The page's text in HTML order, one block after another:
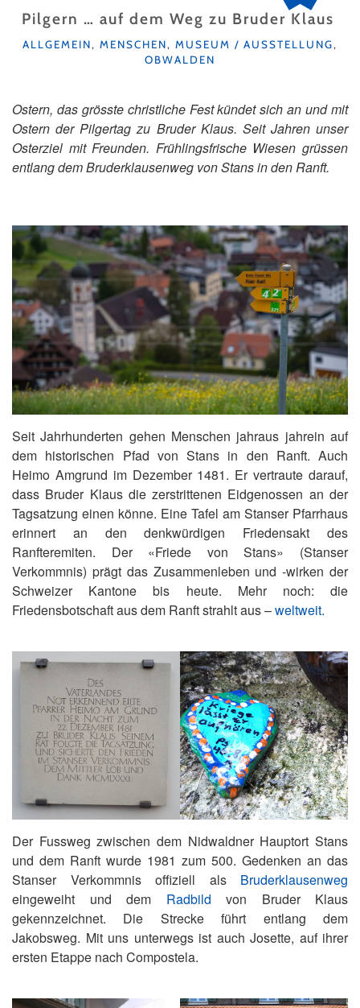
Pilgern … auf dem Weg zu Bruder Klaus
KATEGORIEN
ALLGEMEIN, MENSCHEN, MUSEUM / AUSSTELLUNG,
OBWALDEN
Ostern, das grösste christliche Fest kündet sich an und mit
Ostern der Pilgertag zu Bruder Klaus. Seit Jahren unser
Osterziel mit Freunden. Frühlingsfrische Wiesen grüssen
entlang dem Bruderklausenweg von Stans in den Ranft.
Seit Jahrhunderten gehen Menschen jahraus jahrein auf
dem historischen Pfad von Stans in den Ranft. Auch
Heimo Amgrund im Dezember 1481. Er vertraute darauf,
dass Bruder Klaus die zerstrittenen Eidgenossen an der
Tagsatzung einen könne. Eine Tafel am Stanser Pfarrhaus
erinnert an den denkwürdigen Friedensakt des
Ranfteremiten. Der «Friede von Stans» (Stanser
Verkommnis) prägt das Zusammenleben und -wirken der
Schweizer Kantone bis heute. Mehr noch: die
Friedensbotschaft aus dem Ranft strahlt aus –weltweit.
Der Fussweg zwischen dem Nidwaldner Hauptort Stans
und dem Ranft wurde 1981 zum 500. Gedenken an das
Stanser Verkommnis offiziell als Bruderklausenweg
eingeweiht und dem Radbild von Bruder Klaus
gekennzeichnet. Die Strecke führt entlang dem
Jakobsweg. Mit uns unterwegs ist auch Josette, auf ihrer
ersten Etappe nach Compostela.